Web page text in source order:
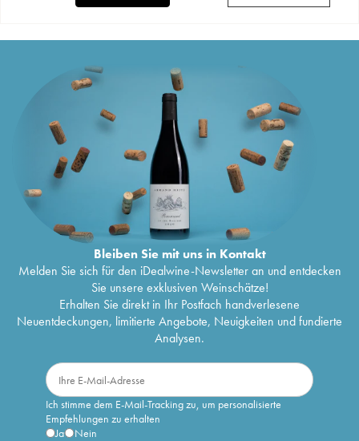
Bleiben Sie mit uns in Kontakt
Melden Sie sich für den iDealwine-Newsletter an und entdecken
Sie unsere exklusiven Weinschätze!
Erhalten Sie direkt in Ihr Postfach handverlesene
Neuentdeckungen, limitierte Angebote, Neuigkeiten und fundierte
Analysen.
Ich stimme dem E-Mail-Tracking zu, um personalisierte
Empfehlungen zu erhalten
Ja
Nein